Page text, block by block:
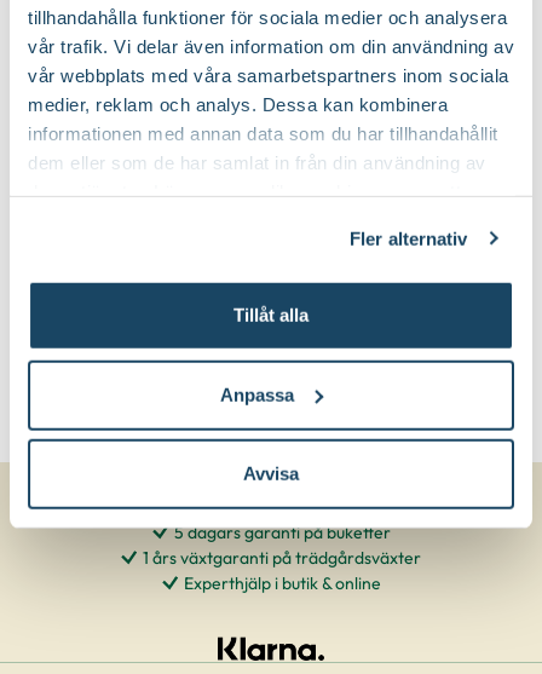
tillhandahålla funktioner för sociala medier och analysera
vår trafik. Vi delar även information om din användning av
vår webbplats med våra samarbetspartners inom sociala
medier, reklam och analys. Dessa kan kombinera
informationen med annan data som du har tillhandahållit
dem eller som de har samlat in från din användning av
Fler alternativ
Tillåt alla
Anpassa
Avvisa
5 dagars garanti på buketter
1 års växtgaranti på trädgårdsväxter
Experthjälp i butik & online